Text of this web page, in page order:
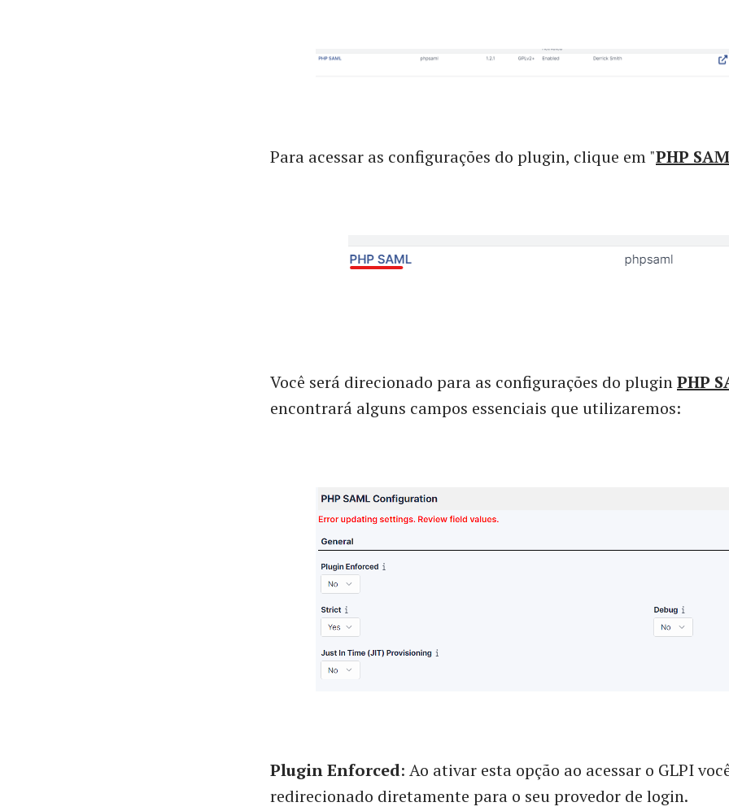
Para acessar as configurações do plugin, clique em "PHP
Você será direcionado para as configurações do pluginPHP
encontrará alguns campos essenciais que utilizaremos:
Plugin Enforced: Ao ativar esta opção ao acessar o GLPI
redirecionado diretamente para o seu provedor de login.